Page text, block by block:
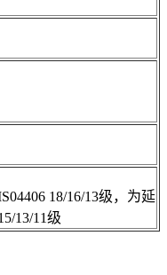
18/16/13级，为延
13/11级